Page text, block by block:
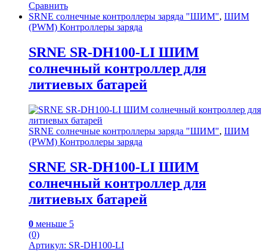
Сравнить
SRNE солнечные контроллеры заряда "ШИМ", ШИМ
(PWM) Контроллеры заряда
SRNE SR-DH100-LI ШИМ
солнечный контроллер для
литиевых батарей
SRNE солнечные контроллеры заряда "ШИМ", ШИМ
(PWM) Контроллеры заряда
SRNE SR-DH100-LI ШИМ
солнечный контроллер для
литиевых батарей
0 меньше 5
(0)
Артикул: SR-DH100-LI